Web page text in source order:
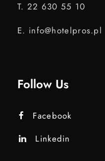
T. 22 630 55 10
E. info@hotelpros.pl
Follow Us
Facebook
Linkedin